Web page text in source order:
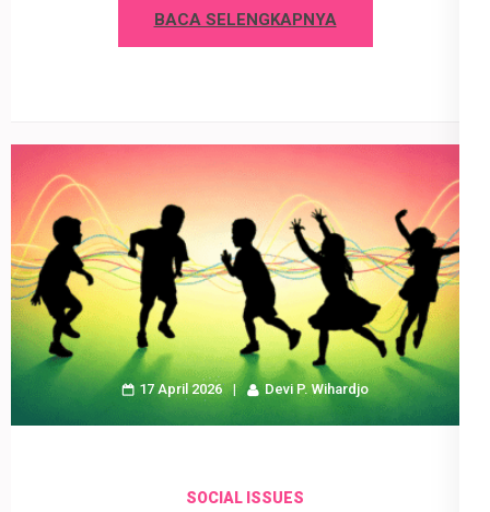
BACA SELENGKAPNYA
17 April 2026 Devi P. Wihardjo
SOCIAL ISSUES